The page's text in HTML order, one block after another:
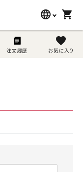
language shopping_cart
注文履歴
favorite
お気に入り
search